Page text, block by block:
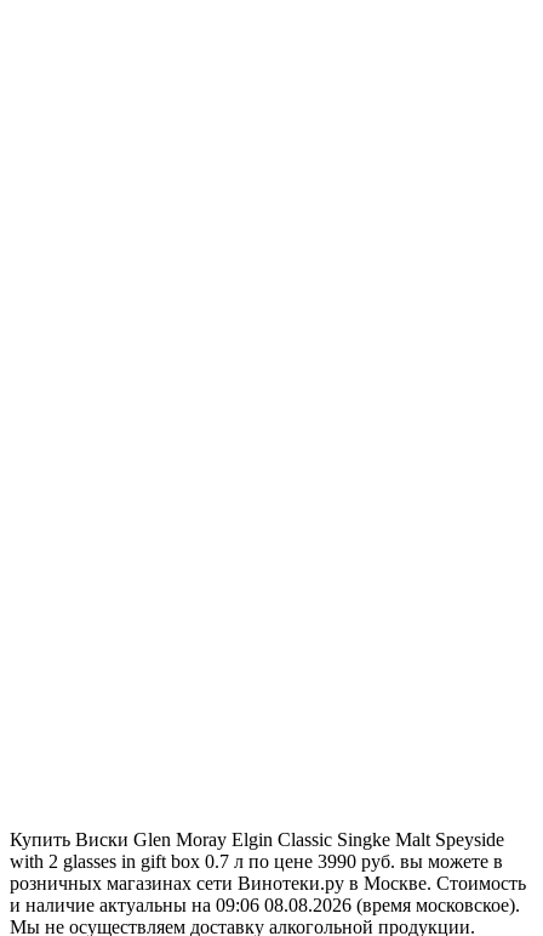
Купить Виски Glen Moray Elgin Classic Singke Malt Speyside
with 2 glasses in gift box 0.7 л по цене 3990 руб. вы можете в
розничных магазинах сети Винотеки.ру в Москве. Стоимость
и наличие актуальны на 09:06 08.08.2026 (время московское).
Мы не осуществляем доставку алкогольной продукции.